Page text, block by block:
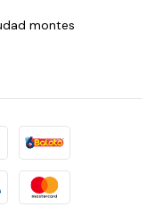
montes